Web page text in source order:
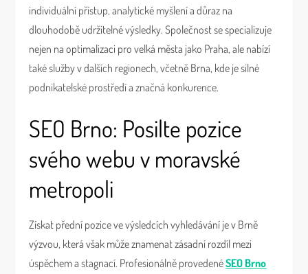
individuální přístup, analytické myšlení a důraz na
dlouhodobě udržitelné výsledky. Společnost se specializuje
nejen na optimalizaci pro velká města jako Praha, ale nabízí
také služby v dalších regionech, včetně Brna, kde je silné
podnikatelské prostředí a značná konkurence.
SEO Brno: Posilte pozice
svého webu v moravské
metropoli
Získat přední pozice ve výsledcích vyhledávání je v Brně
výzvou, která však může znamenat zásadní rozdíl mezi
úspěchem a stagnací. Profesionálně provedenéSEO Brno